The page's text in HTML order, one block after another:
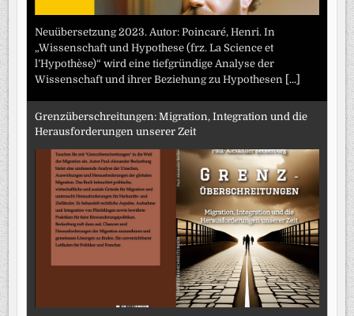
Neuübersetzung 2023. Autor: Poincaré, Henri. In
„Wissenschaft und Hypothese (frz. La Science et
l’Hypothèse)“ wird eine tiefgründige Analyse der
Wissenschaft und ihrer Beziehung zu Hypothesen [...]
Grenzüberschreitungen: Migration, Integration und die
Herausforderungen unserer Zeit